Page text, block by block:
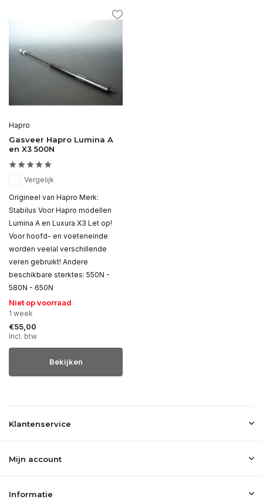
Hapro
Gasveer Hapro Lumina A
en X3 500N
Vergelijk
Origineel van Hapro Merk:
Stabilus Voor Hapro modellen
Lumina A en Luxura X3 Let op!
Voor hoofd- en voeteneinde
worden veelal verschillende
veren gebruikt! Andere
beschikbare sterktes: 550N -
580N - 650N
Niet op voorraad
1 week
€55,00
Incl. btw
Bekijken
Klantenservice
Mijn account
Informatie